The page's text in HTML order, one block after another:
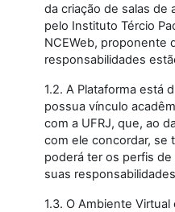
da criação de salas de
pelo Instituto Tércio
NCEWeb, proponente
responsabilidades
1.2. A Plataforma está
possua vínculo
com a UFRJ, que, ao
com ele concordar, se
poderá ter os perfis
suas
1.3. O Ambiente